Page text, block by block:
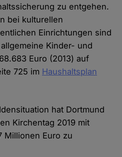
zu entgehen.
bei kulturellen
Einrichtungen sind
Kinder- und
Euro (2013) auf
725 im Haushaltsplan
hat Dortmund
Kirchentag 2019 mit
Millionen Euro zu